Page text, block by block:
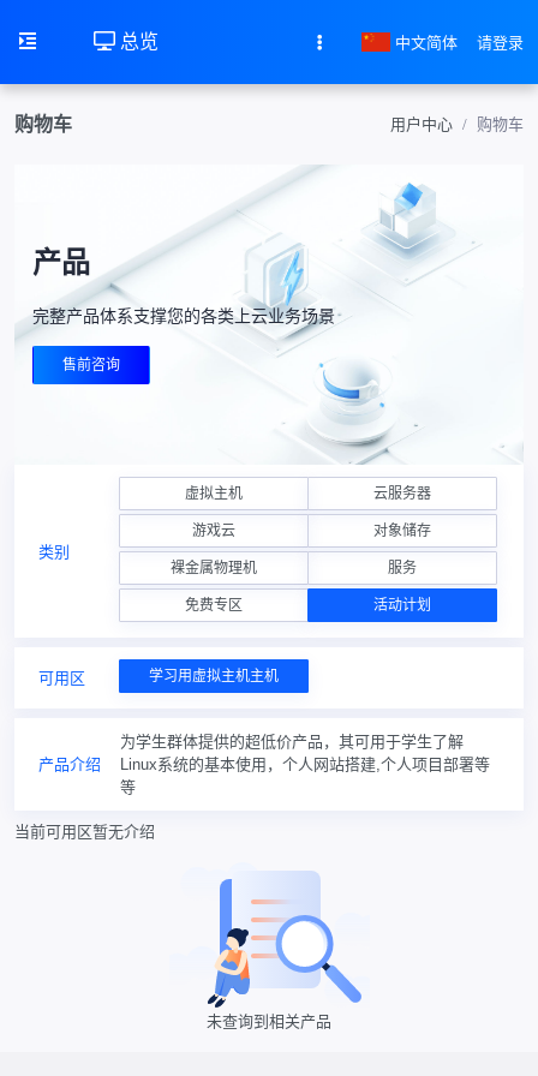
总览 中文简体 请登录
购物车 用户中心 购物车
产品
完整产品体系支撑您的各类上云业务场景
售前咨询
类别
虚拟主机 云服务器
游戏云 对象储存
裸金属物理机 服务
免费专区 活动计划
可用区 学习用虚拟主机主机
产品介绍
为学生群体提供的超低价产品，其可用于学生了解
Linux系统的基本使用，个人网站搭建,个人项目部署等
等
当前可用区暂无介绍
未查询到相关产品